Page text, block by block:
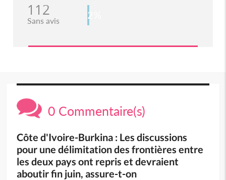
112
Sans avis 2%
0 Commentaire(s)
Côte d'Ivoire-Burkina : Les discussions
pour une délimitation des frontières entre
les deux pays ont repris et devraient
aboutir fin juin, assure-t-on